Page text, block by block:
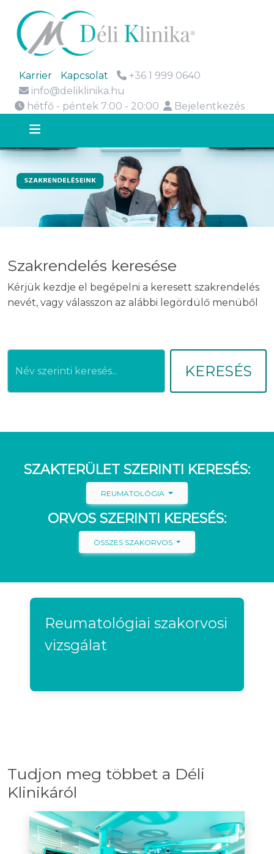
Karrier Kapcsolat
+36 1 999 0640
info@deliklinika.hu
hétfő - péntek 7:00 - 20:00
Bejelentkezés
Szakrendelés keresése
Kérjük kezdje el begépelni a keresett szakrendelés
nevét, vagy válasszon az alábbi legördülő menüből
KERESÉS
SZAKTERÜLET SZERINTI KERESÉS:
REUMATOLÓGIA
ORVOS SZERINTI KERESÉS:
ÖSSZES SZAKORVOS
Reumatológiai szakorvosi
vizsgálat
Tudjon meg többet a Déli
Klinikáról